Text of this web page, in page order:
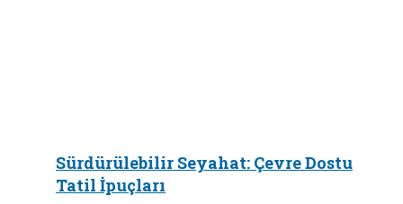
Sürdürülebilir Seyahat: Çevre Dostu
Tatil İpuçları